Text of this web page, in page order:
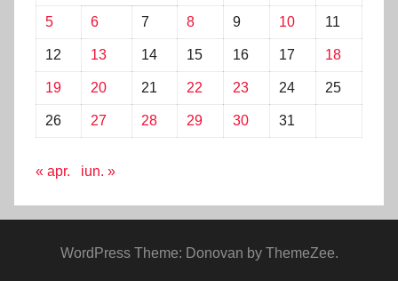
5 6 7 8 9 10 11
12 13 14 15 16 17 18
19 20 21 22 23 24 25
26 27 28 29 30 31
« apr. iun. »
WordPress Theme: Donovan by ThemeZee.